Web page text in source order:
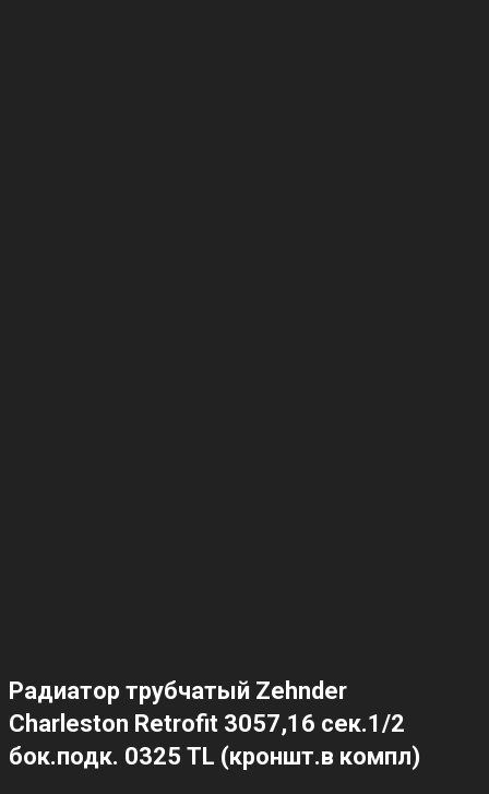
Радиатор трубчатый Zehnder
Charleston Retrofit 3057,16 сек.1/2
бок.подк. 0325 TL (кроншт.в компл)